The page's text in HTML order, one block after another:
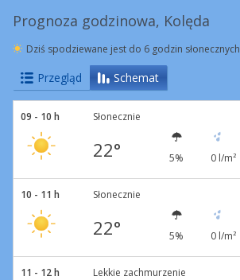
Prognoza godzinowa, Kolęda
Dziś spodziewane jest do 6 godzin słonecznych
Przegląd Schemat
09 - 10 h Słonecznie
22° 5% 0 l/m²
10 - 11 h Słonecznie
22° 5% 0 l/m²
11 - 12 h Lekkie zachmurzenie